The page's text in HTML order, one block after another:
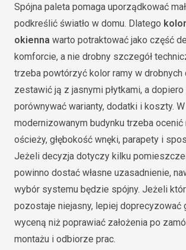
Spójna paleta pomaga uporządkować
podkreślić światło w domu. Dlatego
okienna warto potraktować jako część
komforcie, a nie drobny szczegół
trzeba powtórzyć kolor ramy w drobnych
zestawić ją z jasnymi płytkami, a
porównywać warianty, dodatki i koszty. W
modernizowanym budynku trzeba ocenić
ościeży, głębokość wnęki, parapety i
Jeżeli decyzja dotyczy kilku
powinno dostać własne uzasadnienie,
wybór systemu będzie spójny. Jeżeli
pozostaje niejasny, lepiej doprecyzować
wyceną niż poprawiać założenia po
montażu i odbiorze prac.